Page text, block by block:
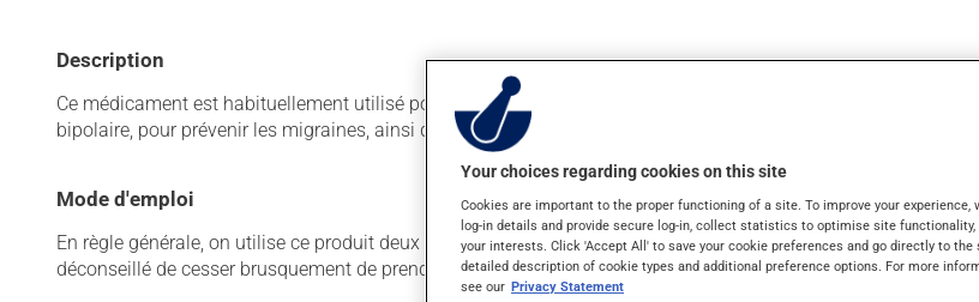
Description
Ce médicament est habituellement utilisé pour les crises d'absence dans l'épilepsie ou pour les crises
bipolaire, pour prévenir les migraines, ainsi que pour d'autres indications.
Mode d'emploi
En règle générale, on utilise ce produit deux fois par jour. Il est possible que votre pharmacien vous ait
déconseillé de cesser brusquement de prendre ce produit, surtout s'il a été utilisé durant plusieurs semaines.
Your choices regarding cookies on this site
Cookies are important to the proper functioning of a site. To improve your experience,
log-in details and provide secure log-in, collect statistics to optimise site
your interests. Click 'Accept All' to save your cookie preferences and go directly to
detailed description of cookie types and additional preference options. For more
see our Privacy Statement